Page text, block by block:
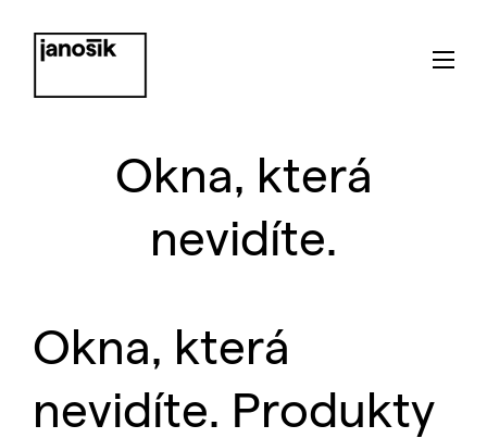
Okna, která
nevidíte.
Okna, která
nevidíte. Produkty